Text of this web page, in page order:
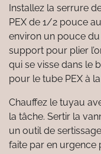
Installez la serrure
PEX de 1/2 pouce
environ un pouce
support pour plier
qui se visse dans le
pour le tube PEX à
Chauffez le tuyau
la tâche. Sertir la
un outil de
faite par en urgence